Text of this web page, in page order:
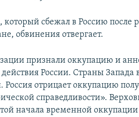
сбежал в Россию после
обвинения отвергает.
признали оккупацию и
России. Страны Запада
отрицает оккупацию
справедливости».
начала временной